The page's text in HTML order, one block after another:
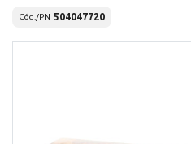
Cód./PN 504047720